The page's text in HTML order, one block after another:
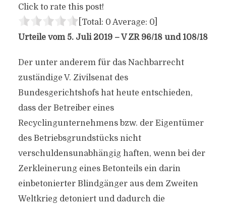
Click to rate this post!
[Total: 0 Average: 0]
Urteile vom 5. Juli 2019 – V ZR 96/18 und 108/18
Der unter anderem für das Nachbarrecht
zuständige V. Zivilsenat des
Bundesgerichtshofs hat heute entschieden,
dass der Betreiber eines
Recyclingunternehmens bzw. der Eigentümer
des Betriebsgrundstücks nicht
verschuldensunabhängig haften, wenn bei der
Zerkleinerung eines Betonteils ein darin
einbetonierter Blindgänger aus dem Zweiten
Weltkrieg detoniert und dadurch die